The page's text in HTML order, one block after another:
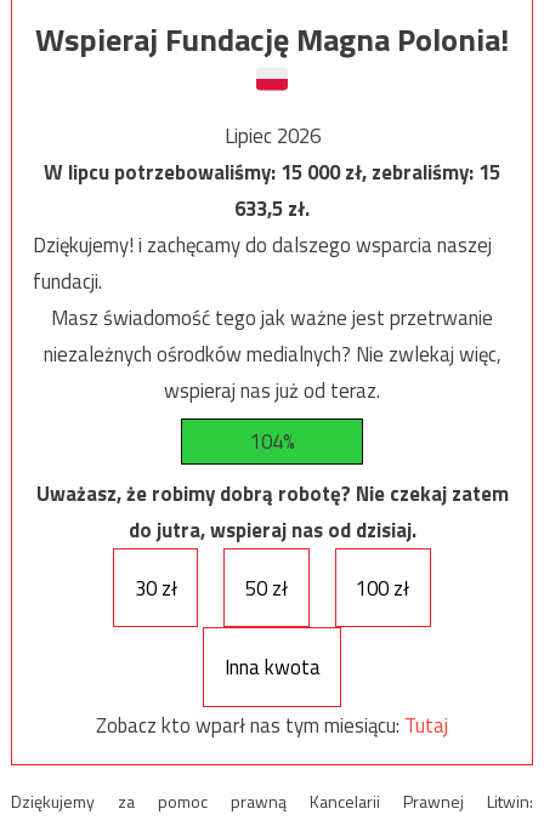
Wspieraj Fundację Magna Polonia!
Lipiec 2026
W lipcu potrzebowaliśmy:15 000zł, zebraliśmy:15
633,5zł.
Dziękujemy! i zachęcamy do dalszego wsparcia naszej
fundacji.
Masz świadomość tego jak ważne jest przetrwanie
niezależnych ośrodków medialnych? Nie zwlekaj więc,
wspieraj nas już od teraz.
104%
Uważasz, że robimy dobrą robotę? Nie czekaj zatem
do jutra, wspieraj nas od dzisiaj.
30 zł
50 zł 100 zł
Inna kwota
Zobacz kto wparł nas tym miesiącu: Tutaj
Dziękujemy za pomoc prawną Kancelarii Prawnej Litwin: